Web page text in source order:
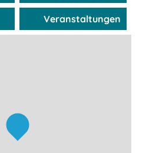
Veranstaltungen